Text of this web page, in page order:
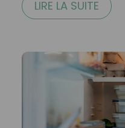
LIRE LA SUITE